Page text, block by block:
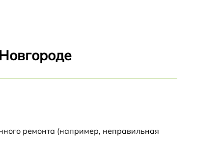
1100 р
ремонта (например, неправильная